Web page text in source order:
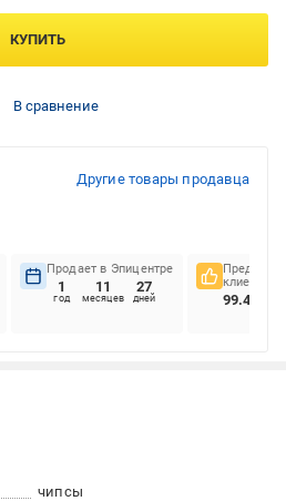
КУПИТЬ
В сравнение
Другие товары продавца
Продает в Эпицентре
1
год
11
месяцев
27
дней
клиентов
99.45%
чипсы